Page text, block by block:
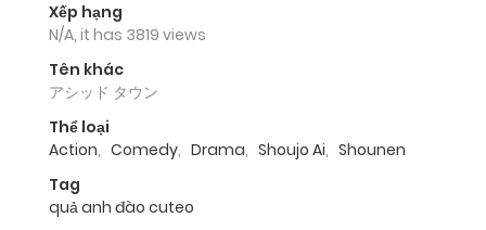
Xếp hạng
N/A, it has 3819 views
Tên khác
アシッド タウン
Thể loại
Action, Comedy, Drama, Shoujo Ai, Shounen
Tag
quả anh đào cuteo